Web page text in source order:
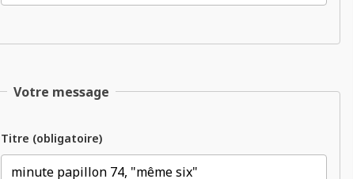
Votre message
Titre (obligatoire)